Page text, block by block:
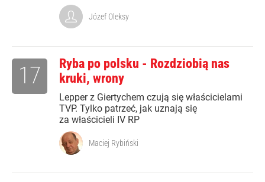
Józef Oleksy
Ryba po polsku - Rozdziobią nas
kruki, wrony
Lepper z Giertychem czują się właścicielami
TVP. Tylko patrzeć, jak uznają się
za właścicieli IV RP
17
Maciej Rybiński